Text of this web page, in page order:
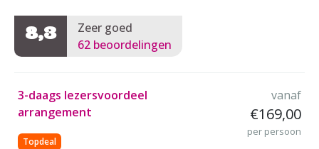
8,3
Zeer goed
62 beoordelingen
3-daags lezersvoordeel
arrangement
Topdeal
vanaf
€169,00
per persoon